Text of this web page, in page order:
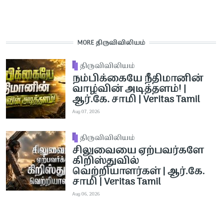
MORE திருவிவிலியம்
திருவிவிலியம்
நம்பிக்கையே நீதிமானின்
வாழ்வின் அடித்தளம்! |
ஆர்.கே. சாமி | Veritas Tamil
Aug 07, 2026
திருவிவிலியம்
சிலுவையை ஏற்பவர்களே
கிறிஸ்துவில்
வெற்றியாளர்கள் | ஆர்.கே.
சாமி | Veritas Tamil
Aug 06, 2026